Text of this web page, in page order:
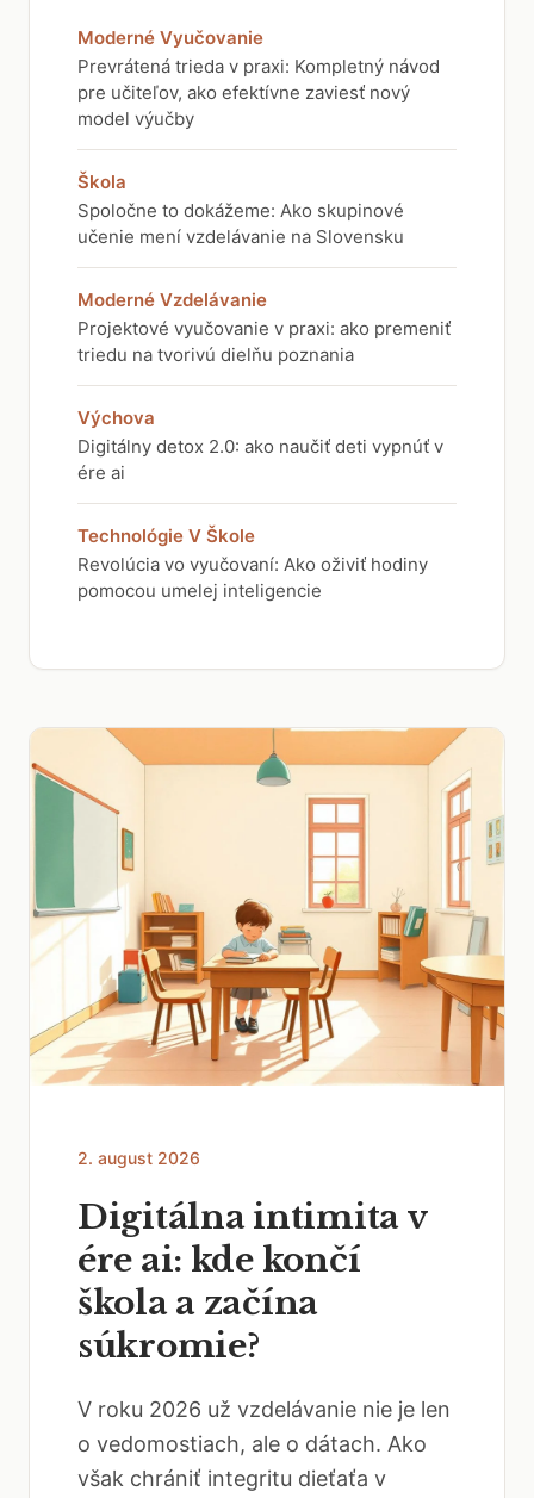
Moderné Vyučovanie
Prevrátená trieda v praxi: Kompletný návod
pre učiteľov, ako efektívne zaviesť nový
model výučby
Škola
Spoločne to dokážeme: Ako skupinové
učenie mení vzdelávanie na Slovensku
Moderné Vzdelávanie
Projektové vyučovanie v praxi: ako premeniť
triedu na tvorivú dielňu poznania
Výchova
Digitálny detox 2.0: ako naučiť deti vypnúť v
ére ai
Technológie V Škole
Revolúcia vo vyučovaní: Ako oživiť hodiny
pomocou umelej inteligencie
2. august 2026
Digitálna intimita v
ére ai: kde končí
škola a začína
súkromie?
V roku 2026 už vzdelávanie nie je len
o vedomostiach, ale o dátach. Ako
však chrániť integritu dieťaťa v